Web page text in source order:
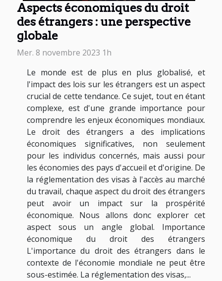
Aspects économiques du droit
des étrangers : une perspective
globale
Mer. 8 novembre 2023 1h
Le monde est de plus en plus globalisé, et
l'impact des lois sur les étrangers est un aspect
crucial de cette tendance. Ce sujet, tout en étant
complexe, est d'une grande importance pour
comprendre les enjeux économiques mondiaux.
Le droit des étrangers a des implications
économiques significatives, non seulement
pour les individus concernés, mais aussi pour
les économies des pays d'accueil et d'origine. De
la réglementation des visas à l'accès au marché
du travail, chaque aspect du droit des étrangers
peut avoir un impact sur la prospérité
économique. Nous allons donc explorer cet
aspect sous un angle global. Importance
économique du droit des étrangers
L'importance du droit des étrangers dans le
contexte de l'économie mondiale ne peut être
sous-estimée. La réglementation des visas,...